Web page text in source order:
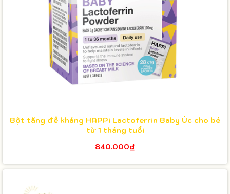
Bột tăng đề kháng HAPPi Lactoferrin Baby Úc cho bé
từ 1 tháng tuổi
840.000₫